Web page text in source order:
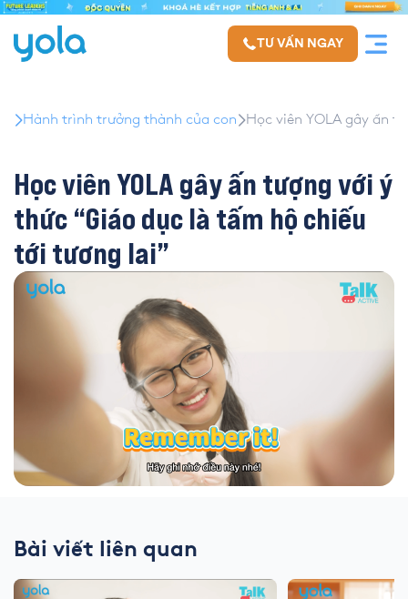
TƯ VẤN NGAY
Hành trình trưởng thành của con Học viên YOLA gây ấn
Học viên YOLA gây ấn tượng với ý
thức “Giáo dục là tấm hộ chiếu
tới tương lai”
Bài viết liên quan